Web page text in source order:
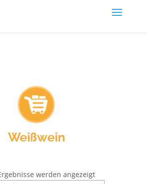
Weißwein
werden angezeigt